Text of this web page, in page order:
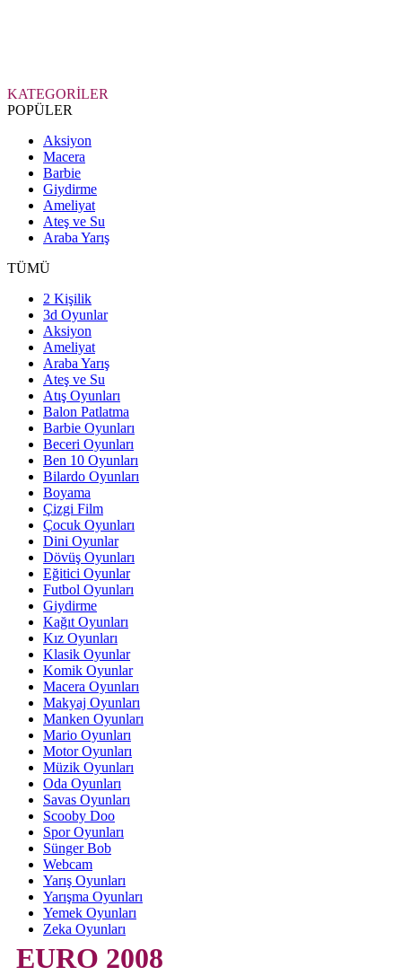
KATEGORİLER
POPÜLER
Aksiyon
Macera
Barbie
Giydirme
Ameliyat
Ateş ve Su
Araba Yarış
TÜMÜ
2 Kişilik
3d Oyunlar
Aksiyon
Ameliyat
Araba Yarış
Ateş ve Su
Atış Oyunları
Balon Patlatma
Barbie Oyunları
Beceri Oyunları
Ben 10 Oyunları
Bilardo Oyunları
Boyama
Çizgi Film
Çocuk Oyunları
Dini Oyunlar
Dövüş Oyunları
Eğitici Oyunlar
Futbol Oyunları
Giydirme
Kağıt Oyunları
Kız Oyunları
Klasik Oyunlar
Komik Oyunlar
Macera Oyunları
Makyaj Oyunları
Manken Oyunları
Mario Oyunları
Motor Oyunları
Müzik Oyunları
Oda Oyunları
Savas Oyunları
Scooby Doo
Spor Oyunları
Sünger Bob
Webcam
Yarış Oyunları
Yarışma Oyunları
Yemek Oyunları
Zeka Oyunları
EURO 2008